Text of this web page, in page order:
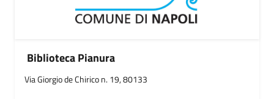
Biblioteca Pianura
Via Giorgio de Chirico n. 19, 80133